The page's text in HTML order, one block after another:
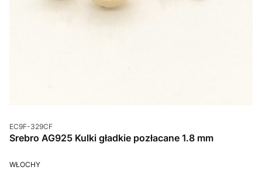
Kod produktu
EC9F-329CF
Srebro AG925 Kulki gładkie pozłacane 1.8 mm
PRODUCENT
WŁOCHY